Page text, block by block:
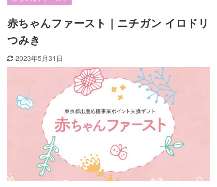
赤ちゃんファースト｜ニチガン イロドリ
つみき
2023年5月31日